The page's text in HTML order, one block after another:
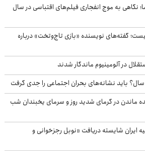
نگاهی به موج انفجاری فیلم‌های اقتباسی در سال
گفته‌های نویسنده «بازی تاج‌وتخت» درباره
در آلومینیوم ماندگار شدند
ماندن در گرمای شدید روز و سرمای یخبندان شب
ایران شایسته دریافت «نوبل رجزخوانی و